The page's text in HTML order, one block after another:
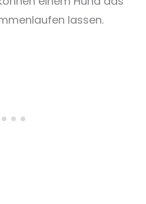
lassen.